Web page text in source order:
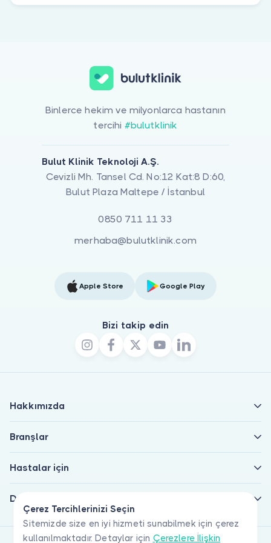
Çerez Tercihlerinizi Seçin
Sitemizde size en iyi hizmeti sunabilmek için çerez
kullanılmaktadır. Detaylar için Çerezlere İlişkin
Binlerce hekim ve milyonlarca hastanın
tercihi #bulutklinik
Bulut Klinik Teknoloji A.Ş.
Cevizli Mh. Tansel Cd. No:12 Kat:8 D:60,
Bulut Plaza Maltepe / İstanbul
0850 711 11 33
merhaba@bulutklinik.com
Apple Store Google Play
Bizi takip edin
Hakkımızda
Branşlar
Hastalar için
Doktorlar için